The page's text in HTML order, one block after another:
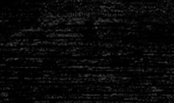
batucada, orchestre de percussion déambulatoire
classes d'UP2A et Tle Bac Pro.
janvier-février 2020.
Octobre 2019 à juin 2020.
3ème et de seconde option théâtre, Montchanin
de théâtre amateur.